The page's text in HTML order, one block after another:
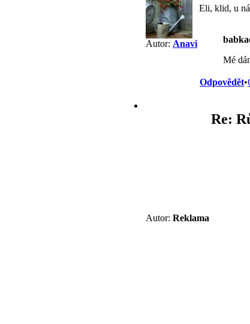
Autor: Anavi
Eli, klid, u
Mé
Odpovědět•
Autor: Reklama
Re: